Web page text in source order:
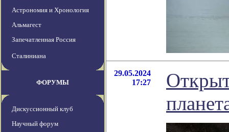
Астрономия и Хронология
Альмагест
Запечатленная Россия
Сталиниана
ФОРУМЫ
Дискуссионный клуб
Научный форум
29.05.2024
17:27